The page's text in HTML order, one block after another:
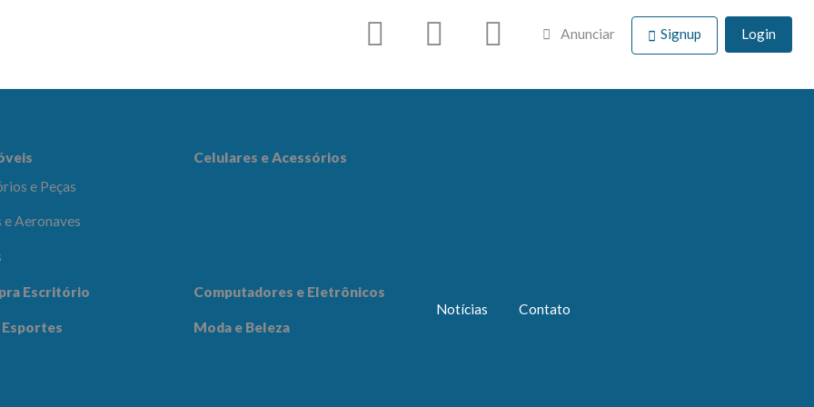
e
Beleza
Anunciar Signup Login
e Peças
e Aeronaves
Celulares e Acessórios
Escritório Computadores e Eletrônicos
Esportes Moda e Beleza
Notícias Contato